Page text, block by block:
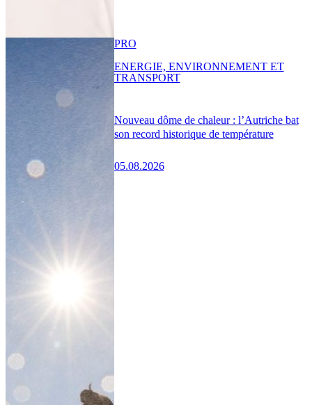
Nouveau dôme de chaleur : l’Autriche bat
son record historique de température
05.08.2026
PRO
ENERGIE, ENVIRONNEMENT ET
TRANSPORT